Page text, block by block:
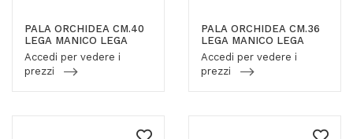
PALA ORCHIDEA CM.40
LEGA MANICO LEGA
Accedi per vedere i
prezzi
PALA ORCHIDEA CM.36
LEGA MANICO LEGA
Accedi per vedere i
prezzi